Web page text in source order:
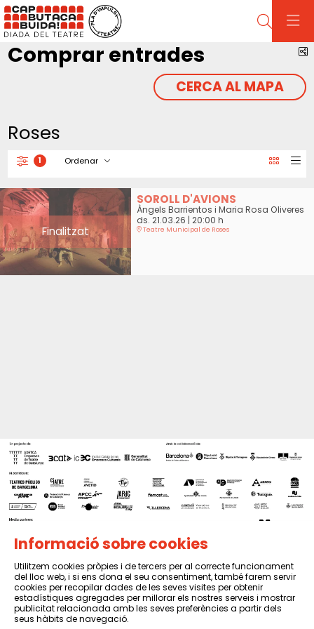
Cerca
Comprar entrades
CERCA AL MAPA
Roses
Filtrar
1 Ordenar
Finalitzat
SOROLL D'AVIONS
Àngels Barrientos i Maria Rosa Oliveres
ds. 21.03.26 | 20:00 h
Teatre Municipal de Roses
Sitemap | Avís Legal | Política de privacitat | Contactar
Informació sobre cookies
Utilitzem cookies pròpies i de tercers per al correcte funcionament
del lloc web, i si ens dona el seu consentiment, també farem servir
cookies per recopilar dades de les seves visites per obtenir
estadístiques agregades per millorar els nostres serveis i mostrar
publicitat relacionada amb les seves preferències a partir dels
seus hàbits de navegació.